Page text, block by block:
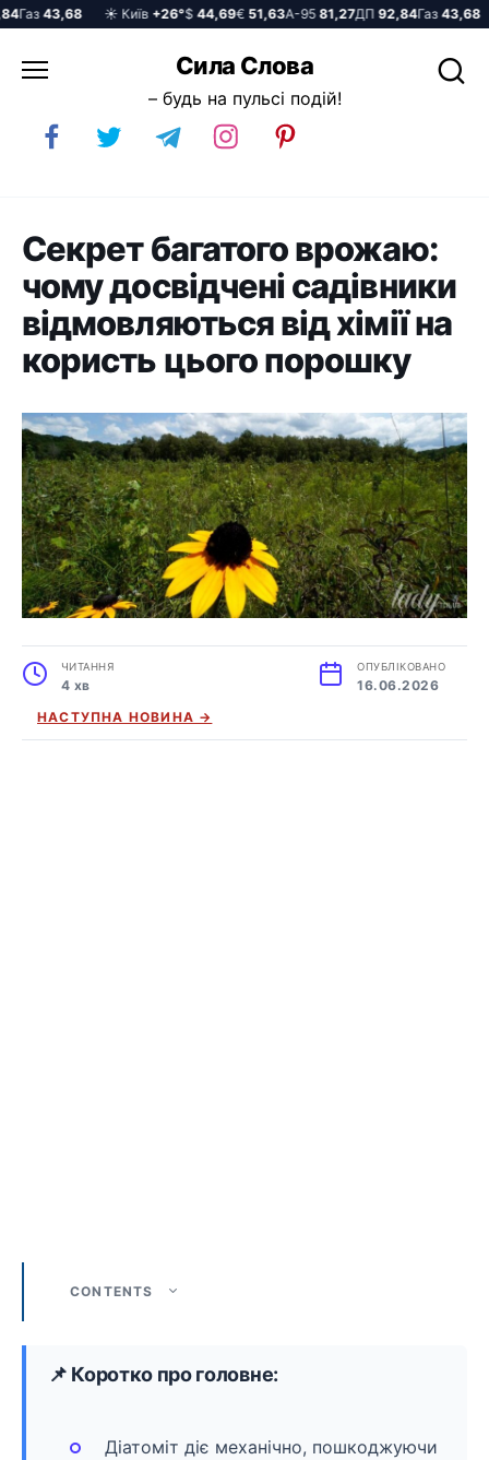
43,68 ☀️ Київ+26°$44,69€51,63А-9581,27ДП92,84Газ43,68
до
Сила Слова
– будь на пульсі подій!
Секрет багатого врожаю:
чому досвідчені садівники
відмовляються від хімії на
користь цього порошку
ЧИТАННЯ
4 хв
ОПУБЛІКОВАНО
16.06.2026
НАСТУПНА НОВИНА →
CONTENTS
📌 Коротко про головне:
Діатоміт діє механічно, пошкоджуючи